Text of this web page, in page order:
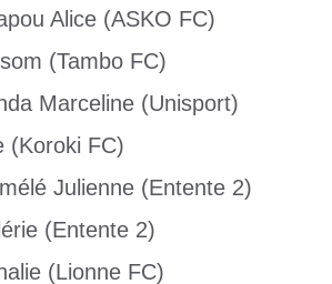
Alice (ASKO FC)
(Tambo FC)
Marceline (Unisport)
(Koroki FC)
Julienne (Entente 2)
(Entente 2)
(Lionne FC)